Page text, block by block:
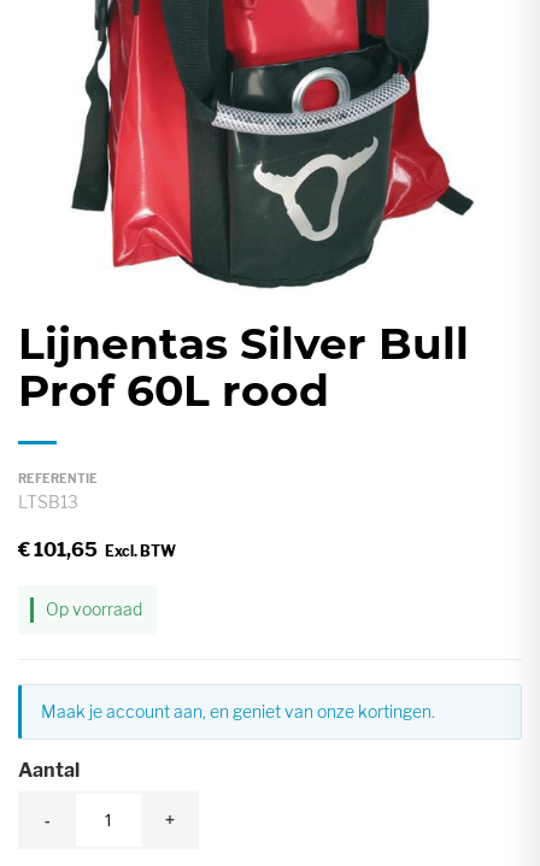
naar
het
de
gallerij
Lijnentas Silver Bull
Prof 60L rood
REFERENTIE
LTSB13
€ 101,65
Op voorraad
Maak je account aan, en geniet van onze kortingen.
Aantal
- +